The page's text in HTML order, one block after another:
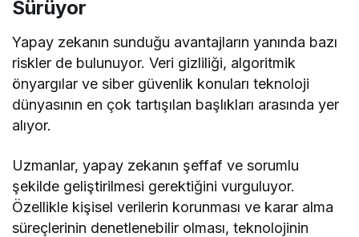
Sürüyor
Yapay zekanın sunduğu avantajların yanında bazı
riskler de bulunuyor. Veri gizliliği, algoritmik
önyargılar ve siber güvenlik konuları teknoloji
dünyasının en çok tartışılan başlıkları arasında yer
alıyor.
Uzmanlar, yapay zekanın şeffaf ve sorumlu
şekilde geliştirilmesi gerektiğini vurguluyor.
Özellikle kişisel verilerin korunması ve karar alma
süreçlerinin denetlenebilir olması, teknolojinin